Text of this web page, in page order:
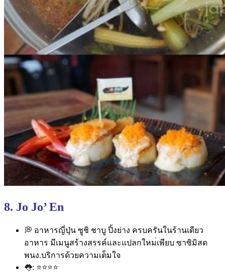
8. Jo Jo’ En
💭 อาหารญี่ปุ่น ซูชิ ชาบู ปิ้งย่าง ครบครันในร้านเดียว
อาหาร มีเมนูสร้างสรรค์และแปลกใหม่เพียบ ซาซิมิสด
พนง.บริการด้วยความเต็มใจ
👅: ⭐⭐⭐⭐